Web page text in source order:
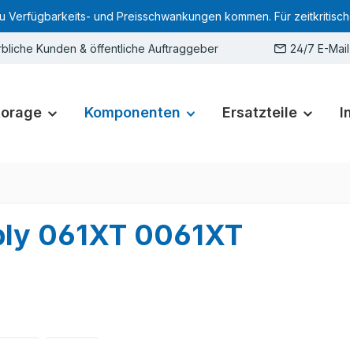
Verfügbarkeits- und Preisschwankungen kommen. Für
Kunden & öffentliche Auftraggeber 24/7 E-
Komponenten Ersatzteile
061XT 0061XT